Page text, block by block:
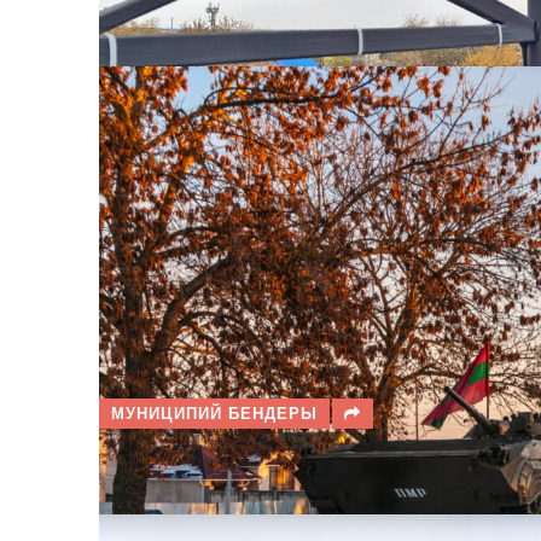
ПРОГНОЗ ПОГОДЫ В
МУНИЦИПИЙ БЕНДЕРЫ
ПРОГНОЗ ПОГОДЫ В